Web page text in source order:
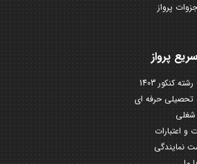
پرواز
پرواز
کنکور 1403
تحصیلی حرفه ای
و اعتبارات
نمایندگی